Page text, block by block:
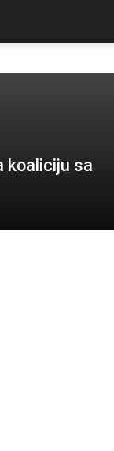
koaliciju sa